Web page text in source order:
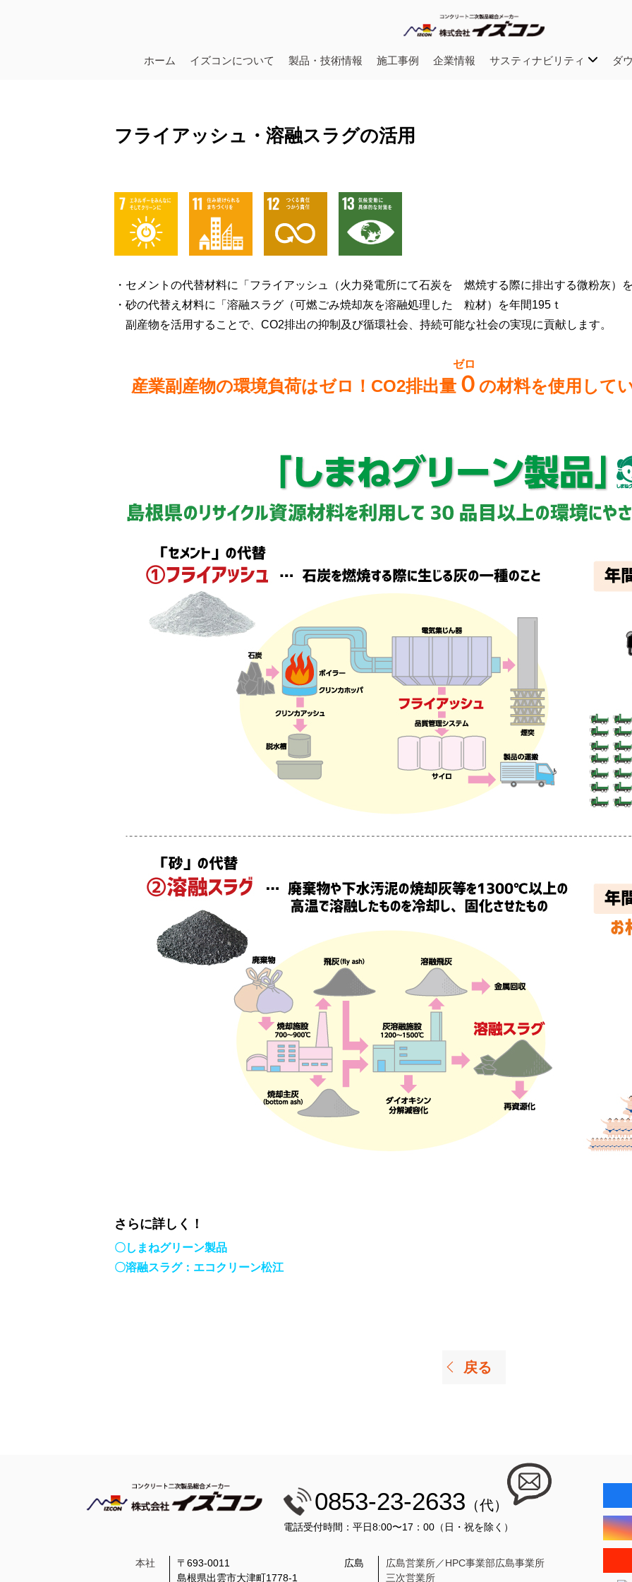
ホーム イズコンについて 製品・技術情報 施工事例 企業情報 サスティナビリティ ダ
フライアッシュ・溶融スラグの活用
・セメントの代替材料に「フライアッシュ（火力発電所にて石炭を 燃焼する際に排出する微粉灰）
・砂の代替え材料に「溶融スラグ（可燃ごみ焼却灰を溶融処理した 粒材）を年間195ｔ
副産物を活用することで、CO2排出の抑制及び循環社会、持続可能な社会の実現に貢献します。
ゼロ
産業副産物の環境負荷はゼロ！CO2排出量 ０ の材料を使用して
さらに詳しく！
〇しまねグリーン製品
〇溶融スラグ：エコクリーン松江
戻る
0853-23-2633 （代）
電話受付時間：平日8:00〜17：00（日・祝を除く）
本社
〒693-0011
島根県出雲市大津町1778-1
広島
広島営業所／HPC事業部広島事業所
三次営業所